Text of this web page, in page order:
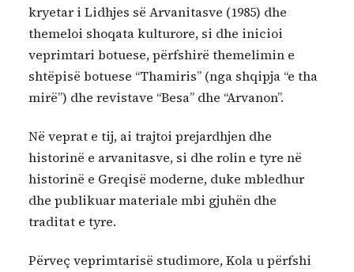
kryetar i Lidhjes së Arvanitasve (1985) dhe
themeloi shoqata kulturore, si dhe inicioi
veprimtari botuese, përfshirë themelimin e
shtëpisë botuese “Thamiris” (nga shqipja “e tha
mirë”) dhe revistave “Besa” dhe “Arvanon”.
Në veprat e tij, ai trajtoi prejardhjen dhe
historinë e arvanitasve, si dhe rolin e tyre në
historinë e Greqisë moderne, duke mbledhur
dhe publikuar materiale mbi gjuhën dhe
traditat e tyre.
Përveç veprimtarisë studimore, Kola u përfshi